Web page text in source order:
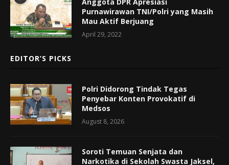
Purnawirawan TNI/Polri yang Masih
Mau Aktif Berjuang
April 29, 2022
EDITOR’S PICKS
Polri Didorong Tindak Tegas
Penyebar Konten Provokatif di
Medsos
August 8, 2026
Soroti Temuan Senjata dan
Narkotika di Sekolah Swasta Jaksel,